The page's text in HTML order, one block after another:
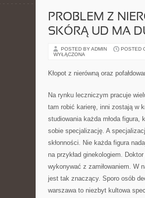
PROBLEM Z
SKÓRĄ UD MA
POSTED BY ADMIN POSTED
WYŁĄCZONA
Kłopot z nierówną oraz
Na rynku leczniczym pracuje
tam robić karierę, inni zostają w
studiowania każda młoda figura,
sobie specjalizację. A
skłonności. Nie każda figura
na przykład ginekologiem.
wykonywać z zamiłowaniem. W
jest tak znaczący. Sporo osób
warszawa to niezbyt kultowa